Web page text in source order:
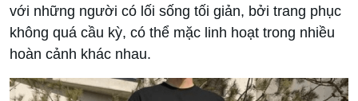
với những người có lối sống tối giản, bởi trang phục
không quá cầu kỳ, có thể mặc linh hoạt trong nhiều
hoàn cảnh khác nhau.